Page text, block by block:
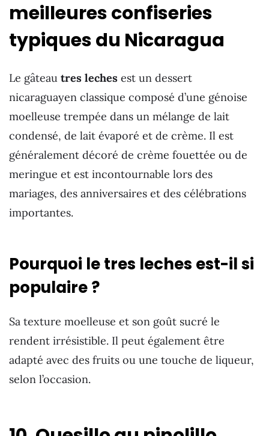
meilleures confiseries
typiques du Nicaragua
Le gâteau tres leches est un dessert
nicaraguayen classique composé d’une génoise
moelleuse trempée dans un mélange de lait
condensé, de lait évaporé et de crème. Il est
généralement décoré de crème fouettée ou de
meringue et est incontournable lors des
mariages, des anniversaires et des célébrations
importantes.
Pourquoi le tres leches est-il si
populaire ?
Sa texture moelleuse et son goût sucré le
rendent irrésistible. Il peut également être
adapté avec des fruits ou une touche de liqueur,
selon l’occasion.